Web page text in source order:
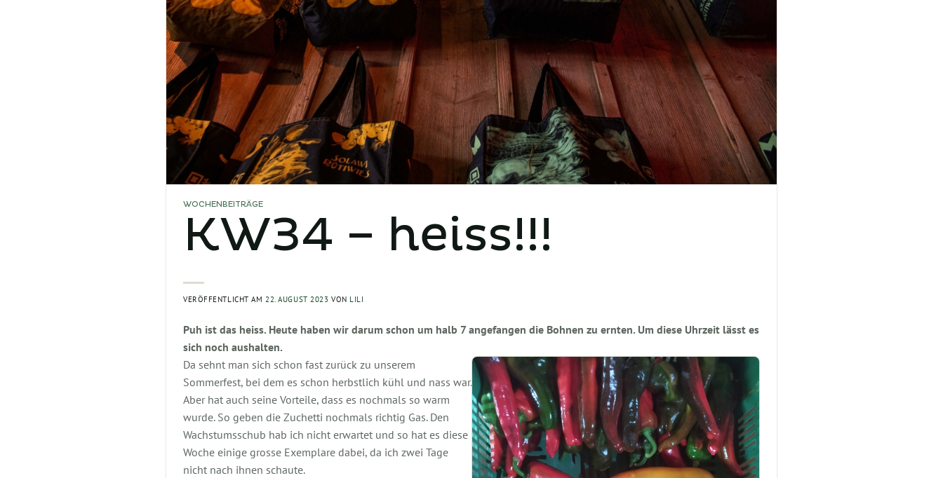
WOCHENBEITRÄGE
KW34 – heiss!!!
VERÖFFENTLICHT AM22. AUGUST 2023 VON LILI
Puh ist das heiss. Heute haben wir darum schon um halb 7 angefangen die Bohnen zu ernten. Um diese Uhrzeit lässt es
sich noch aushalten.
Da sehnt man sich schon fast zurück zu unserem
Sommerfest, bei dem es schon herbstlich kühl und nass war.
Aber hat auch seine Vorteile, dass es nochmals so warm
wurde. So geben die Zuchetti nochmals richtig Gas. Den
Wachstumsschub hab ich nicht erwartet und so hat es diese
Woche einige grosse Exemplare dabei, da ich zwei Tage
nicht nach ihnen schaute.